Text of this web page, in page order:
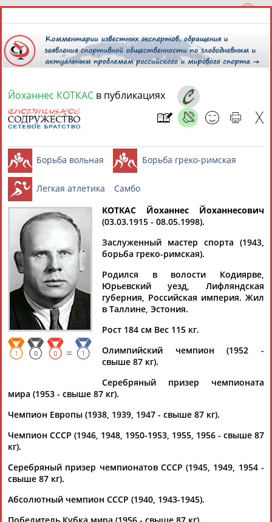
9 августа 2026 года,
СПОРТСМЕНЫ, ТРЕНЕРЫ И СПЕЦИАЛИСТЫ
Найдено: 13181персон
Аслаудин
АБАЕВ
Елена
АБАИМОВА
Мария
Юлия
Дмитрий
АБАРЕНОВ
Тамилла
АБАСОВА
Рамазан
Флюра
БУЛАТОВА
Татьяна
Йоханнес КОТКАС в публикациях
Борьба вольная Борьба
Легкая атлетика Самбо
1 0 0 = 1
КОТКАС Йоханнес Йоханнесович
(03.03.1915 - 08.05.1998).
Заслуженный мастер спорта (1943,
борьба греко-римская).
Родился в волости Кодиярве,
Юрьевский уезд, Лифляндская
губерния, Российская империя. Жил
в Таллине, Эстония.
Рост 184 см Вес 115 кг.
Олимпийский чемпион (1952 -
свыше 87 кг).
Серебряный призер чемпионата
мира (1953 - свыше 87 кг).
Чемпион Европы (1938, 1939, 1947 - свыше 87 кг).
Чемпион СССР (1946, 1948, 1950-1953, 1955, 1956 - свыше 87
кг).
Серебряный призер чемпионатов СССР (1945, 1949, 1954 -
свыше 87 кг).
Абсолютный чемпион СССР (1940, 1943-1945).